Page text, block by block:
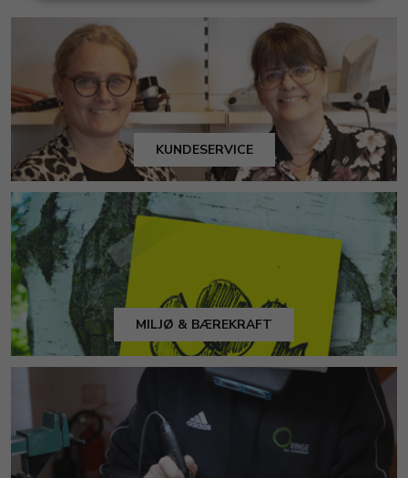
KUNDESERVICE
MILJØ & BÆREKRAFT